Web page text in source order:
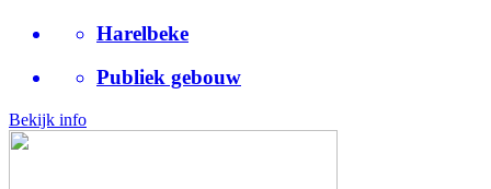
Harelbeke
Publiek gebouw
Bekijk info